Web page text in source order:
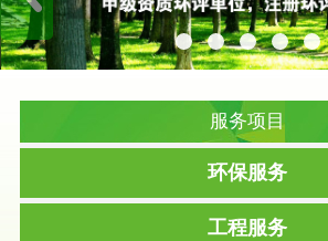
服务项目
环保服务
工程服务